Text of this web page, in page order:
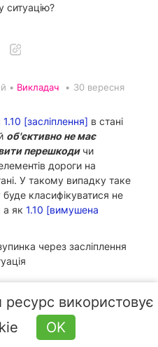
ситуацію?
• Викладач • 30 вересня
1.10 [засліплення] в стані
об'єктивно не має
перешкодичи
дороги на
У такому випадку таке
класифікуватися не
а як 1.10 [вимушена
через засліплення
0
Викладач • 30 вересня
використовує
OK